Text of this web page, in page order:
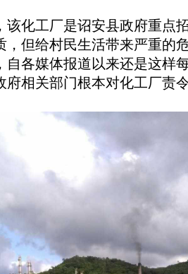
该化工厂是诏安县政府重点
，但给村民生活带来严重的
自各媒体报道以来还是这样
府相关部门根本对化工厂责